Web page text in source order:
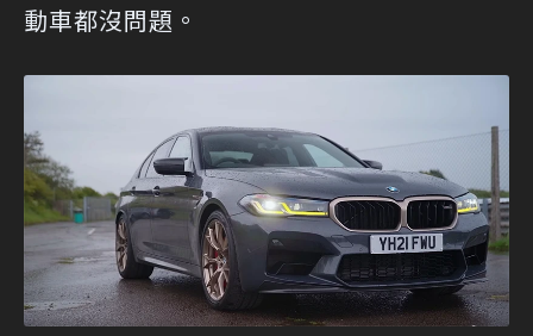
動車都沒問題。